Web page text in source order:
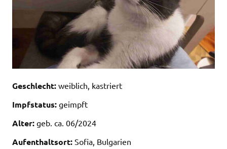
Geschlecht: weiblich, kastriert
Impfstatus: geimpft
Alter: geb. ca. 06/2024
Aufenthaltsort: Sofia, Bulgarien